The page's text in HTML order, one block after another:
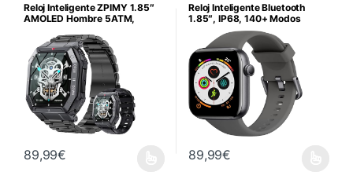
Reloj Inteligente ZPIMY 1.85″
AMOLED Hombre 5ATM,
89,99€
Reloj Inteligente Bluetooth
1.85″, IP68, 140+ Modos
89,99€